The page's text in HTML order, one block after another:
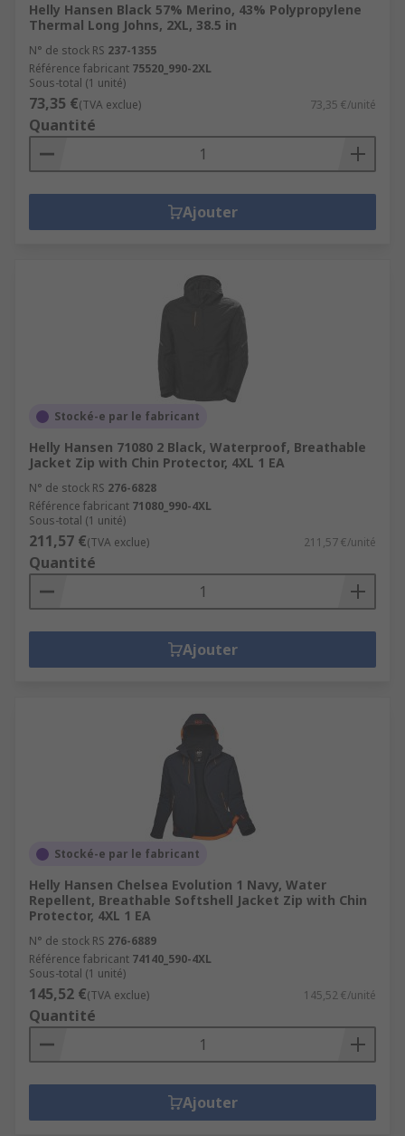
Helly Hansen Black 57% Merino, 43% Polypropylene
Thermal Long Johns, 2XL, 38.5 in
N° de stock RS 237-1355
Référence fabricant 75520_990-2XL
Sous-total (1 unité)
73,35 €(TVA exclue) 73,35 €/unité
Quantité
Ajouter
Stocké-e par le fabricant
Helly Hansen 71080 2 Black, Waterproof, Breathable
Jacket Zip with Chin Protector, 4XL 1 EA
N° de stock RS 276-6828
Référence fabricant 71080_990-4XL
Sous-total (1 unité)
211,57 €(TVA exclue) 211,57 €/unité
Quantité
Ajouter
Stocké-e par le fabricant
Helly Hansen Chelsea Evolution 1 Navy, Water
Repellent, Breathable Softshell Jacket Zip with Chin
Protector, 4XL 1 EA
N° de stock RS 276-6889
Référence fabricant 74140_590-4XL
Sous-total (1 unité)
145,52 €(TVA exclue) 145,52 €/unité
Quantité
Ajouter